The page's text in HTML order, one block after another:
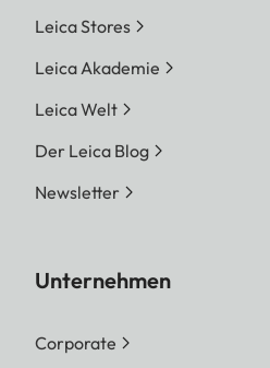
Leica Stores
Leica Akademie
Leica Welt
Der Leica Blog
Newsletter
Unternehmen
Corporate